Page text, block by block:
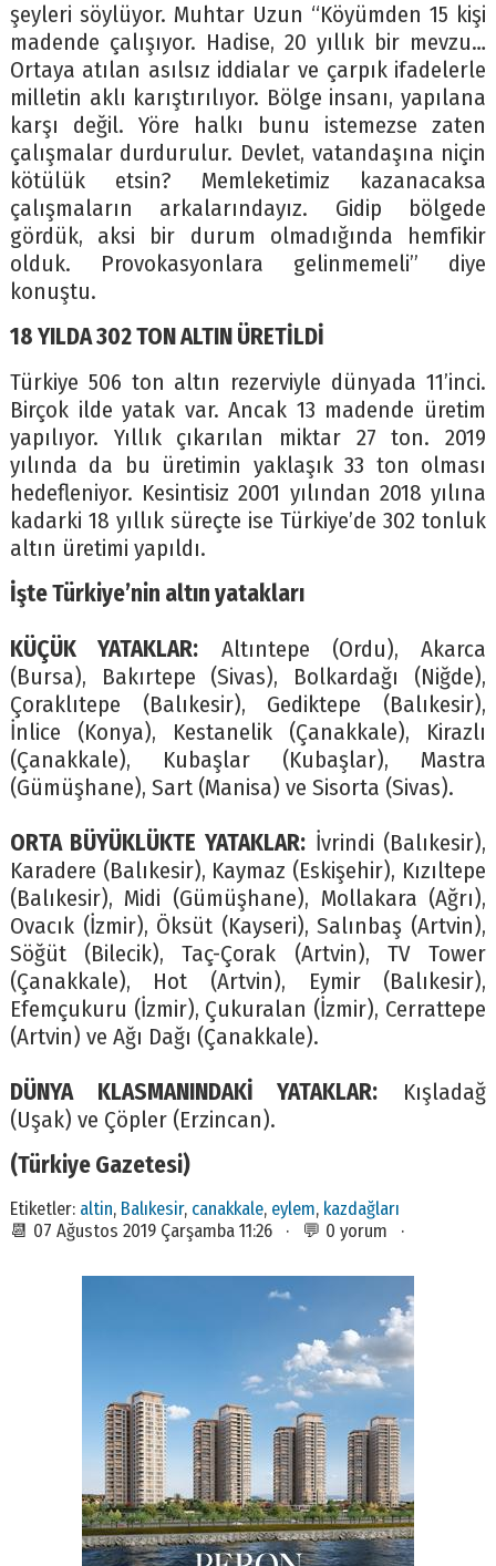
şeyleri söylüyor. Muhtar Uzun “Köyümden 15 kişi
madende çalışıyor. Hadise, 20 yıllık bir mevzu…
Ortaya atılan asılsız iddialar ve çarpık ifadelerle
milletin aklı karıştırılıyor. Bölge insanı, yapılana
karşı değil. Yöre halkı bunu istemezse zaten
çalışmalar durdurulur. Devlet, vatandaşına niçin
kötülük etsin? Memleketimiz kazanacaksa
çalışmaların arkalarındayız. Gidip bölgede
gördük, aksi bir durum olmadığında hemfikir
olduk. Provokasyonlara gelinmemeli” diye
konuştu.
18 YILDA 302 TON ALTIN ÜRETİLDİ
Türkiye 506 ton altın rezerviyle dünyada 11’inci.
Birçok ilde yatak var. Ancak 13 madende üretim
yapılıyor. Yıllık çıkarılan miktar 27 ton. 2019
yılında da bu üretimin yaklaşık 33 ton olması
hedefleniyor. Kesintisiz 2001 yılından 2018 yılına
kadarki 18 yıllık süreçte ise Türkiye’de 302 tonluk
altın üretimi yapıldı.
İşte Türkiye’nin altın yatakları
KÜÇÜK YATAKLAR: Altıntepe (Ordu), Akarca
(Bursa), Bakırtepe (Sivas), Bolkardağı (Niğde),
Çoraklıtepe (Balıkesir), Gediktepe (Balıkesir),
İnlice (Konya), Kestanelik (Çanakkale), Kirazlı
(Çanakkale), Kubaşlar (Kubaşlar), Mastra
(Gümüşhane), Sart (Manisa) ve Sisorta (Sivas).
ORTA BÜYÜKLÜKTE YATAKLAR: İvrindi (Balıkesir),
Karadere (Balıkesir), Kaymaz (Eskişehir), Kızıltepe
(Balıkesir), Midi (Gümüşhane), Mollakara (Ağrı),
Ovacık (İzmir), Öksüt (Kayseri), Salınbaş (Artvin),
Söğüt (Bilecik), Taç-Çorak (Artvin), TV Tower
(Çanakkale), Hot (Artvin), Eymir (Balıkesir),
Efemçukuru (İzmir), Çukuralan (İzmir), Cerrattepe
(Artvin) ve Ağı Dağı (Çanakkale).
DÜNYA KLASMANINDAKİ YATAKLAR: Kışladağ
(Uşak) ve Çöpler (Erzincan).
(Türkiye Gazetesi)
Etiketler: altin, Balıkesir, canakkale, eylem, kazdağları
📆 07 Ağustos 2019 Çarşamba 11:26 · 💬 0 yorum ·